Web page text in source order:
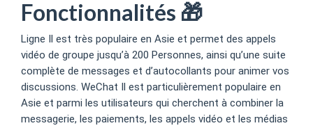
Fonctionnalités 🎁
Ligne Il est très populaire en Asie et permet des appels
vidéo de groupe jusqu’à 200 Personnes, ainsi qu’une suite
complète de messages et d’autocollants pour animer vos
discussions. WeChat Il est particulièrement populaire en
Asie et parmi les utilisateurs qui cherchent à combiner la
messagerie, les paiements, les appels vidéo et les médias